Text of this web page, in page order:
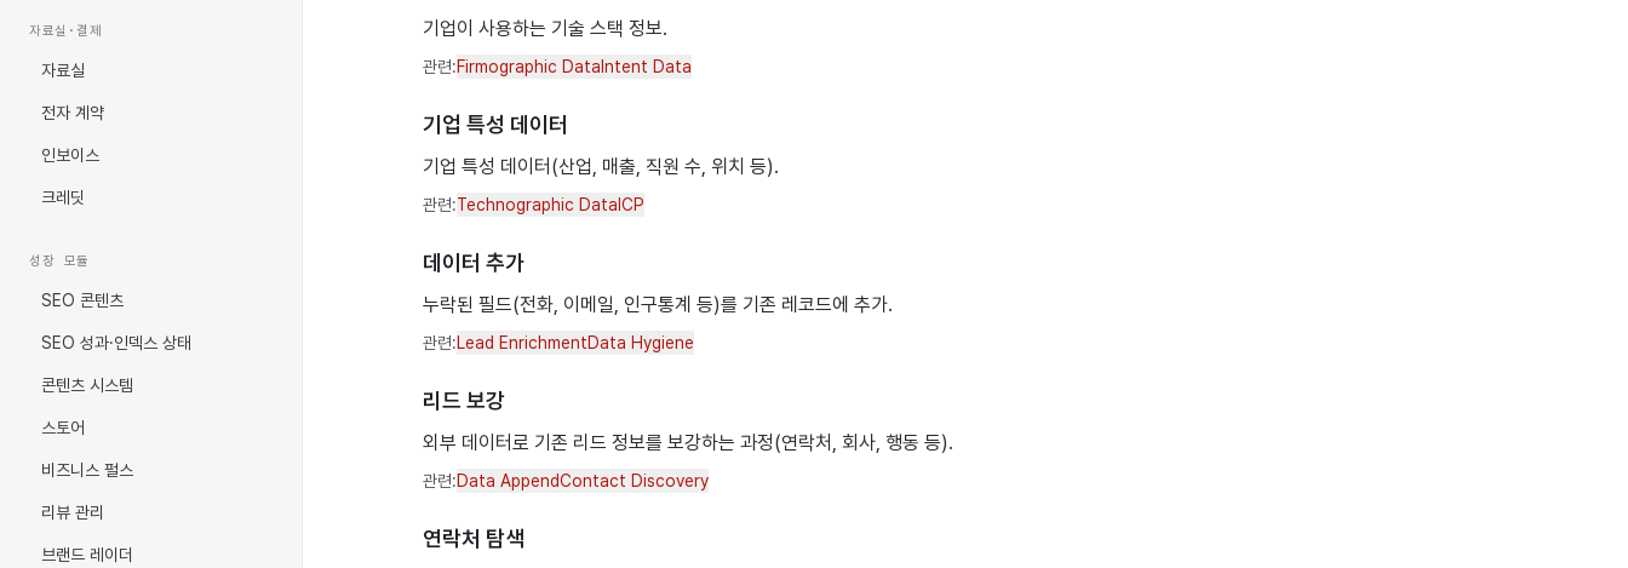
자료실·결제
자료실
전자 계약
인보이스
크레딧
성장 모듈
SEO 콘텐츠
SEO 성과·인덱스 상태
콘텐츠 시스템
스토어
비즈니스 펄스
리뷰 관리
브랜드 레이더
기업이 사용하는 기술 스택 정보.
관련:Firmographic Data Intent Data
기업 특성 데이터
기업 특성 데이터(산업, 매출, 직원 수, 위치 등).
관련:Technographic Data ICP
데이터 추가
누락된 필드(전화, 이메일, 인구통계 등)를 기존 레코드에 추가.
관련:Lead EnrichmentData Hygiene
리드 보강
외부 데이터로 기존 리드 정보를 보강하는 과정(연락처, 회사, 행동 등).
관련:Data AppendContact Discovery
연락처 탐색